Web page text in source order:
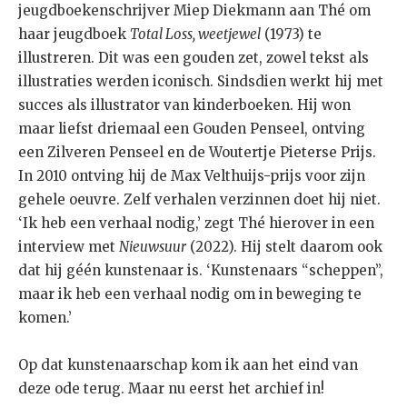
jeugdboekenschrijver Miep Diekmann aan Thé om
haar jeugdboek Total Loss, weetjewel (1973) te
illustreren. Dit was een gouden zet, zowel tekst als
illustraties werden iconisch. Sindsdien werkt hij met
succes als illustrator van kinderboeken. Hij won
maar liefst driemaal een Gouden Penseel, ontving
een Zilveren Penseel en de Woutertje Pieterse Prijs.
In 2010 ontving hij de Max Velthuijs-prijs voor zijn
gehele oeuvre. Zelf verhalen verzinnen doet hij niet.
‘Ik heb een verhaal nodig,’ zegt Thé hierover in een
interview met Nieuwsuur(2022). Hij stelt daarom ook
dat hij géén kunstenaar is. ‘Kunstenaars “scheppen”,
maar ik heb een verhaal nodig om in beweging te
komen.’
Op dat kunstenaarschap kom ik aan het eind van
deze ode terug. Maar nu eerst het archief in!